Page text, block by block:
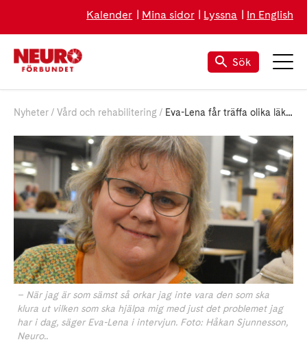
Kalender Mina sidor Lyssna In English
Sök
Nyheter Vård och rehabilitering Eva-Lena får träffa olika läkare varje gång
– När jag är som sämst så orkar jag inte vara den som ska
klura ut vilken som ska hjälpa mig med just det problemet jag
har i dag, säger Eva-Lena i intervjun. Foto: Håkan Sjunnesson,
Neuro..